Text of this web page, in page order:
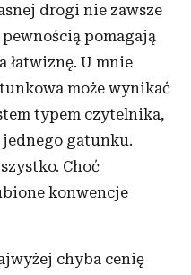
drogi nie zawsze
pewnością pomagają
łatwiznę. U mnie
może wynikać
typem czytelnika,
gatunku.
Choć
konwencje
chyba cenię